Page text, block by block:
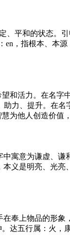
平和的状态。
，指根本、本
和活力。在名
力、提升。在
为他人创造价值
寓意为谦虚、
义是明亮、光
奉上物品的形
达五行属：火